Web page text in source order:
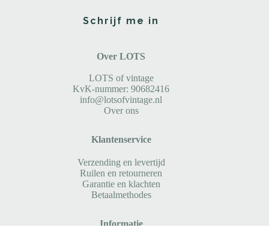
Schrijf me in
Over LOTS
LOTS of vintage
KvK-nummer: 90682416
info@lotsofvintage.nl
Over ons
Klantenservice
Verzending en levertijd
Ruilen en retourneren
Garantie en klachten
Betaalmethodes
Informatie